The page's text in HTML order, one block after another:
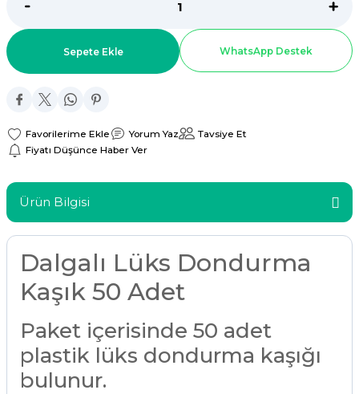
Kapları
Sepete Ekle WhatsApp Destek
Yorum Yaz
Tavsiye Et
Fiyatı Düşünce Haber Ver
Ürün Bilgisi
Dalgalı Lüks Dondurma
Kaşık 50 Adet
Paket içerisinde 50 adet
plastik lüks dondurma kaşığı
bulunur.